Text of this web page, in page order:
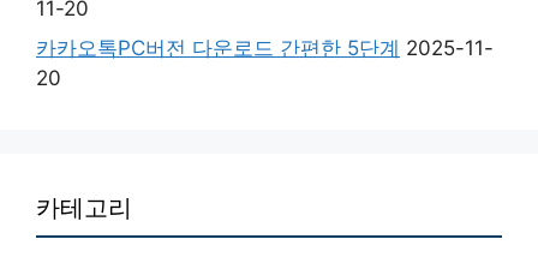
11-20
카카오톡PC버전 다운로드 간편한 5단계 2025-11-
20
카테고리